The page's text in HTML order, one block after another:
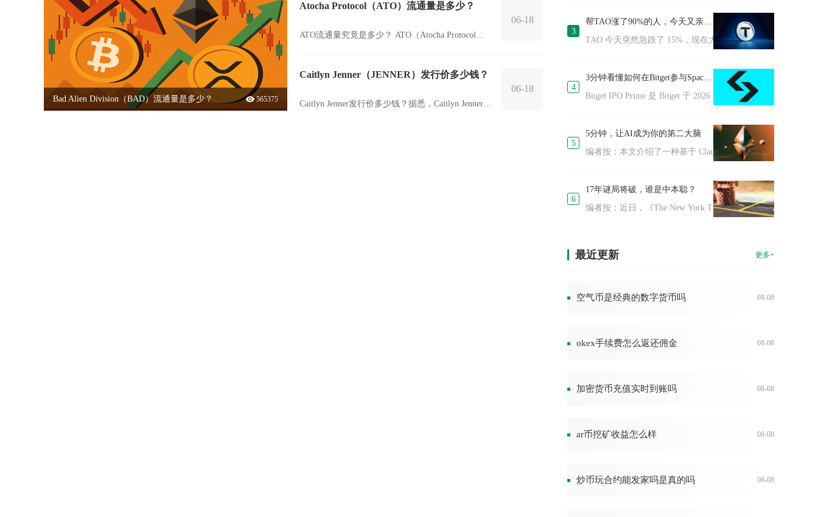
Bad Alien Division（BAD）流通量是多少？ 565375
Atocha Protocol（ATO）流通量是多少？
ATO流通量究竟是多少？ ATO（Atocha Protocol）
06-18
Caitlyn Jenner（JENNER）发行价多少钱？
Caitlyn Jenner发行价多少钱？据悉，Caitlyn Jenner在
06-18
3
帮TAO涨了90%的人，今天又亲手带崩了价格
TAO 今天突然急跌了 15%，现在大约 277 美元，还有往下掉
4
3分钟看懂如何在Bitget参与SpaceX IPO
Bitget IPO Prime 是 Bitget 于 2026 年 4 月推出的创新代币销
5
5分钟，让AI成为你的第二大脑
编者按：本文介绍了一种基于 Claude Code 与 Obsidian 搭建
6
17年谜局将破，谁是中本聪？
编者按：近日，《The New York Times》发布长篇调查报道
最近更新 更多+
空气币是经典的数字货币吗 08-08
okex手续费怎么返还佣金 08-08
加密货币充值实时到账吗 08-08
ar币挖矿收益怎么样 08-08
炒币玩合约能发家吗是真的吗 08-08